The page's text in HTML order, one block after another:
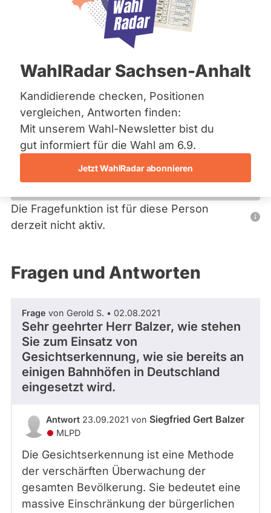
Bremen
Hamburg
Mecklenburg-Vorpommern
Nordrhein-Westfalen
Saarland
Sachsen
Sachsen-Anhalt
Sachsen-Anhalt
Schleswig-Holstein
Thüringen
Archiv
Über uns
WahlRadar Sachsen-Anhalt
Kandidierende checken, Positionen
vergleichen, Antworten finden:
Mit unserem Wahl-Newsletter bist du
gut informiert für die Wahl am 6.9.
Jetzt WahlRadar abonnieren
Reiter
Siegfried Gert Balzer
MLPD
Dieser Politiker hat kein aktuelles und kein zukünftiges
Mandat und keine Direktandidatur auf Landes-, Bundes-
oder EU-Ebene. Mögliche Kandidaturen über eine
Wahlliste werden bei uns nicht erfasst.
Die Fragefunktion ist für diese Person
derzeit nicht aktiv.
Nur
aktiven
oder
Mandaten
können
über
abgeordnetenwatch
befragt
Fragen und Antworten
Frage von Gerold S. • 02.08.2021
Sehr geehrter Herr Balzer, wie stehen
Sie zum Einsatz von
Gesichtserkennung, wie sie bereits an
einigen Bahnhöfen in Deutschland
eingesetzt wird.
Antwort 23.09.2021 von Siegfried Gert Balzer
MLPD
Die Gesichtserkennung ist eine Methode
der verschärften Überwachung der
gesamten Bevölkerung. Sie bedeutet eine
massive Einschränkung der bürgerlichen